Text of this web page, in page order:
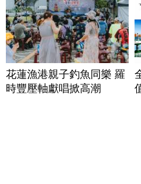
花蓮漁港親子釣魚同樂 羅
時豐壓軸獻唱掀高潮